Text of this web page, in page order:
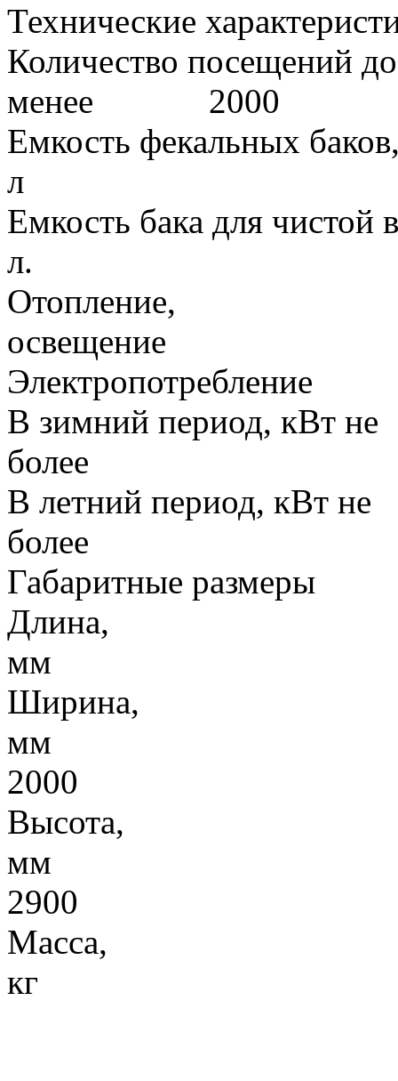
Технические
Количество посещений
менее 2000
Емкость фекальных
л
Емкость бака для чистой
л.
Отопление,
освещение
Электропотребление
В зимний период, кВт не
В летний период, кВт не
Габаритные размеры
Длина,
мм
Ширина,
2000
Высота,
2900
Масса,
кг